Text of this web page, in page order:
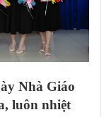
Nhà Giáo
luôn nhiệt